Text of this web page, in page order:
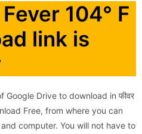
104° F
link is
Drive to download in फीवर
Free, from where you can
computer. You will not have to